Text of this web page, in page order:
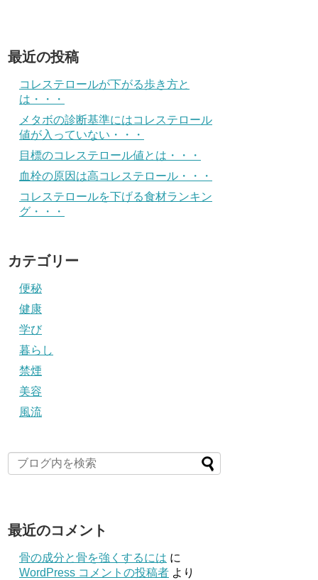
最近の投稿
コレステロールが下がる歩き方と
は・・・
メタボの診断基準にはコレステロール
値が入っていない・・・
目標のコレステロール値とは・・・
血栓の原因は高コレステロール・・・
コレステロールを下げる食材ランキン
グ・・・
カテゴリー
便秘
健康
学び
暮らし
禁煙
美容
風流
最近のコメント
骨の成分と骨を強くするには に
WordPress コメントの投稿者 より